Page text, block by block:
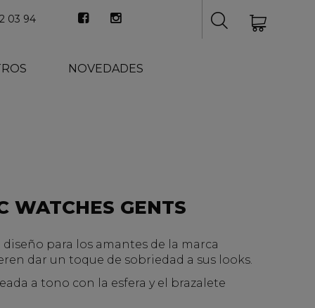
03 94
NOVEDADES
WATCHES GENTS
para los amantes de la marca
dar un toque de sobriedad a sus looks.
a tono con la esfera y el brazalete